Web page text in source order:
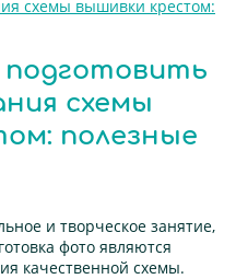
схемы вышивки крестом:
схемы
полезные
и творческое занятие,
фото являются
качественной схемы.